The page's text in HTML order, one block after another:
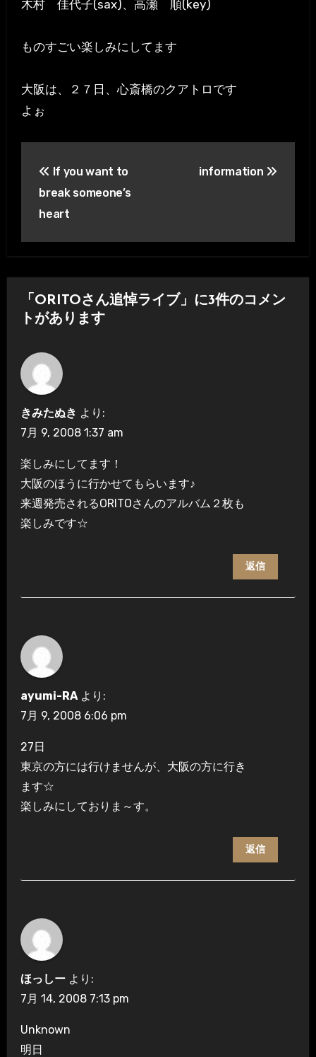
木村 佳代子(sax)、高瀬 順(key)
ものすごい楽しみにしてます
大阪は、２７日、心斎橋のクアトロです
よぉ
稿
ナ
ビ
ゲ
ー
シ
ョ
ン
If you want to
break someone’s
heart
information
「ORITOさん追悼ライブ」に3件のコメン
トがあります
きみたぬき より:
7月 9, 2008 1:37 am
楽しみにしてます！
大阪のほうに行かせてもらいます♪
来週発売されるORITOさんのアルバム２枚も
楽しみです☆
返信
ayumi-RA より:
7月 9, 2008 6:06 pm
27日
東京の方には行けませんが、大阪の方に行き
ます☆
楽しみにしておりま～す。
返信
ほっしー より:
7月 14, 2008 7:13 pm
Unknown
明日